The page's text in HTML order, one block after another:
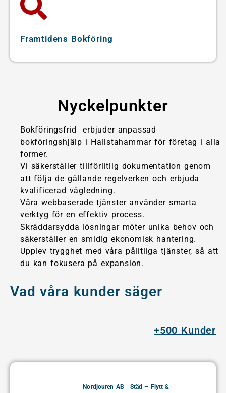
Framtidens Bokföring
Nyckelpunkter
Bokföringsfrid erbjuder anpassad
bokföringshjälp i Hallstahammar för företag i alla
former.
Vi säkerställer tillförlitlig dokumentation genom
att följa de gällande regelverken och erbjuda
kvalificerad vägledning.
Våra webbaserade tjänster använder smarta
verktyg för en effektiv process.
Skräddarsydda lösningar möter unika behov och
säkerställer en smidig ekonomisk hantering.
Upplev trygghet med våra pålitliga tjänster, så att
du kan fokusera på expansion.
Vad våra kunder säger
+500 Kunder
Nordjouren AB | Städ – Flytt &